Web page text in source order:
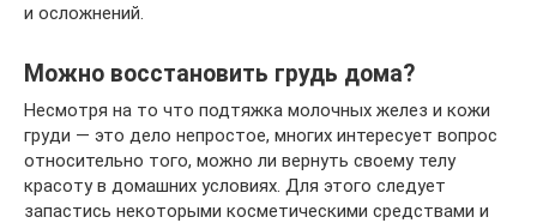
и осложнений.
Можно восстановить грудь дома?
Несмотря на то что подтяжка молочных желез и кожи
груди — это дело непростое, многих интересует вопрос
относительно того, можно ли вернуть своему телу
красоту в домашних условиях. Для этого следует
запастись некоторыми косметическими средствами и